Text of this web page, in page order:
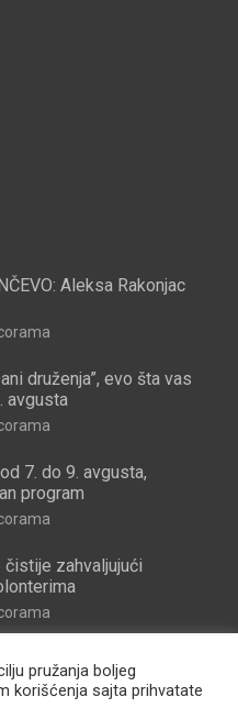
Aleksa Rakonjac
druženja”, evo šta vas
avgusta
7. do 9. avgusta,
program
čistije zahvaljujući
pružanja boljeg
korišćenja sajta prihvatate